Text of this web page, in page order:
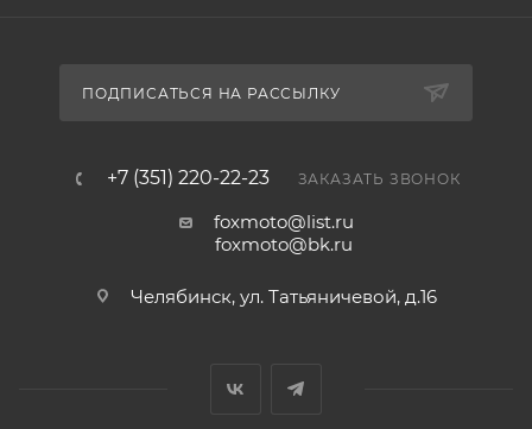
ПОДПИСАТЬСЯ НА РАССЫЛКУ
+7 (351) 220-22-23 ЗАКАЗАТЬ ЗВОНОК
foxmoto@list.ru
foxmoto@bk.ru
Челябинск, ул. Татьяничевой, д.16